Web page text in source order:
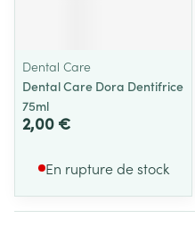
Dental Care
Dental Care Dora Dentifrice
75ml
2,00 €
En rupture de stock